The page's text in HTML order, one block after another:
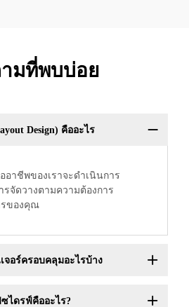
มที่พบบ่อย
Design) คืออะไร
าชีพของเราจะดำเนินการ
จัดวางตามความต้องการ
รของคุณ
จอร์ครอบคลุมอะไรบ้าง
ไดรฟ์คืออะไร?